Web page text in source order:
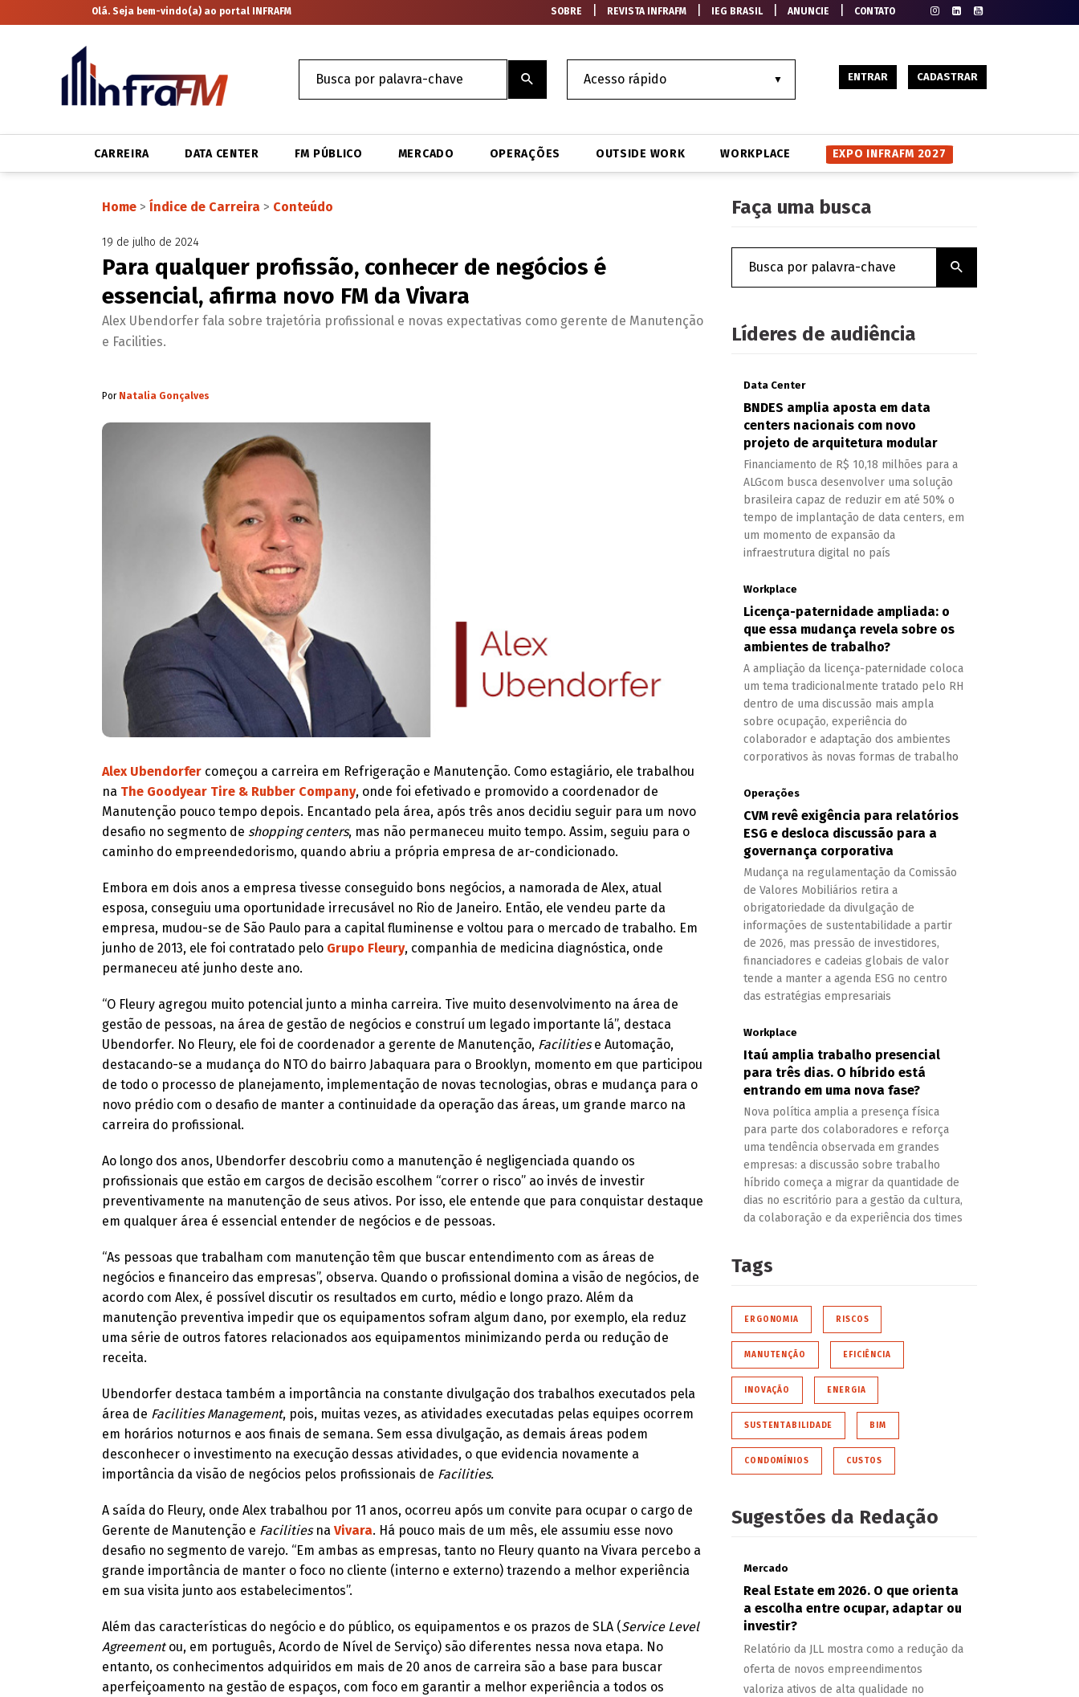
Olá. Seja bem-vindo(a) ao portal INFRAFM SOBRE REVISTA INFRAFM IEG BRASIL|ANUNCIE CONTATO
ENTRAR CADASTRAR
CARREIRA DATA CENTER FM PÚBLICO MERCADO OPERAÇÕES OUTSIDE WORK WORKPLACE EXPO INFRAFM 2027
Home> Índice de Carreira > Conteúdo
19 de julho de 2024
Para qualquer profissão, conhecer de negócios é
essencial, afirma novo FM da Vivara
Alex Ubendorfer fala sobre trajetória profissional e novas expectativas como gerente de Manutenção
e Facilities.
Por Natalia Gonçalves
Alex Ubendorfer começou a carreira em Refrigeração e Manutenção. Como estagiário, ele trabalhou
na The Goodyear Tire & Rubber Company, onde foi efetivado e promovido a coordenador de
Manutenção pouco tempo depois. Encantado pela área, após três anos decidiu seguir para um novo
desafio no segmento de shopping centers, mas não permaneceu muito tempo. Assim, seguiu para o
caminho do empreendedorismo, quando abriu a própria empresa de ar-condicionado.
Embora em dois anos a empresa tivesse conseguido bons negócios, a namorada de Alex, atual
esposa, conseguiu uma oportunidade irrecusável no Rio de Janeiro. Então, ele vendeu parte da
empresa, mudou-se de São Paulo para a capital fluminense e voltou para o mercado de trabalho. Em
junho de 2013, ele foi contratado pelo Grupo Fleury, companhia de medicina diagnóstica, onde
permaneceu até junho deste ano.
“O Fleury agregou muito potencial junto a minha carreira. Tive muito desenvolvimento na área de
gestão de pessoas, na área de gestão de negócios e construí um legado importante lá”, destaca
Ubendorfer. No Fleury, ele foi de coordenador a gerente de Manutenção, Facilitiese Automação,
destacando-se a mudança do NTO do bairro Jabaquara para o Brooklyn, momento em que participou
de todo o processo de planejamento, implementação de novas tecnologias, obras e mudança para o
novo prédio com o desafio de manter a continuidade da operação das áreas, um grande marco na
carreira do profissional.
Ao longo dos anos, Ubendorfer descobriu como a manutenção é negligenciada quando os
profissionais que estão em cargos de decisão escolhem “correr o risco” ao invés de investir
preventivamente na manutenção de seus ativos. Por isso, ele entende que para conquistar destaque
em qualquer área é essencial entender de negócios e de pessoas.
“As pessoas que trabalham com manutenção têm que buscar entendimento com as áreas de
negócios e financeiro das empresas”, observa. Quando o profissional domina a visão de negócios, de
acordo com Alex, é possível discutir os resultados em curto, médio e longo prazo. Além da
manutenção preventiva impedir que os equipamentos sofram algum dano, por exemplo, ela reduz
uma série de outros fatores relacionados aos equipamentos minimizando perda ou redução de
receita.
Ubendorfer destaca também a importância na constante divulgação dos trabalhos executados pela
área de Facilities Management, pois, muitas vezes, as atividades executadas pelas equipes ocorrem
em horários noturnos e aos finais de semana. Sem essa divulgação, as demais áreas podem
desconhecer o investimento na execução dessas atividades, o que evidencia novamente a
importância da visão de negócios pelos profissionais de Facilities.
A saída do Fleury, onde Alex trabalhou por 11 anos, ocorreu após um convite para ocupar o cargo de
Gerente de Manutenção e Facilities na Vivara. Há pouco mais de um mês, ele assumiu esse novo
desafio no segmento de varejo. “Em ambas as empresas, tanto no Fleury quanto na Vivara percebo a
grande importância de manter o foco no cliente (interno e externo) trazendo a melhor experiência
em sua visita junto aos estabelecimentos”.
Além das características do negócio e do público, os equipamentos e os prazos de SLA (Service Level
Agreementou, em português, Acordo de Nível de Serviço) são diferentes nessa nova etapa. No
entanto, os conhecimentos adquiridos em mais de 20 anos de carreira são a base para buscar
aperfeiçoamento na gestão de espaços, com foco em garantir a melhor experiência a todos os
Faça uma busca
Líderes de audiência
Data Center
BNDES amplia aposta em data
centers nacionais com novo
projeto de arquitetura modular
Financiamento de R$ 10,18 milhões para a
ALGcom busca desenvolver uma solução
brasileira capaz de reduzir em até 50% o
tempo de implantação de data centers, em
um momento de expansão da
infraestrutura digital no país
Workplace
Licença-paternidade ampliada: o
que essa mudança revela sobre os
ambientes de trabalho?
A ampliação da licença-paternidade coloca
um tema tradicionalmente tratado pelo RH
dentro de uma discussão mais ampla
sobre ocupação, experiência do
colaborador e adaptação dos ambientes
corporativos às novas formas de trabalho
Operações
CVM revê exigência para relatórios
ESG e desloca discussão para a
governança corporativa
Mudança na regulamentação da Comissão
de Valores Mobiliários retira a
obrigatoriedade da divulgação de
informações de sustentabilidade a partir
de 2026, mas pressão de investidores,
financiadores e cadeias globais de valor
tende a manter a agenda ESG no centro
das estratégias empresariais
Workplace
Itaú amplia trabalho presencial
para três dias. O híbrido está
entrando em uma nova fase?
Nova política amplia a presença física
para parte dos colaboradores e reforça
uma tendência observada em grandes
empresas: a discussão sobre trabalho
híbrido começa a migrar da quantidade de
dias no escritório para a gestão da cultura,
da colaboração e da experiência dos times
Tags
ERGONOMIA RISCOS
MANUTENÇÃO EFICIÊNCIA
INOVAÇÃO ENERGIA
SUSTENTABILIDADE BIM
CONDOMÍNIOS CUSTOS
Sugestões da Redação
Mercado
Real Estate em 2026. O que orienta
a escolha entre ocupar, adaptar ou
investir?
Relatório da JLL mostra como a redução da
oferta de novos empreendimentos
valoriza ativos de alta qualidade no